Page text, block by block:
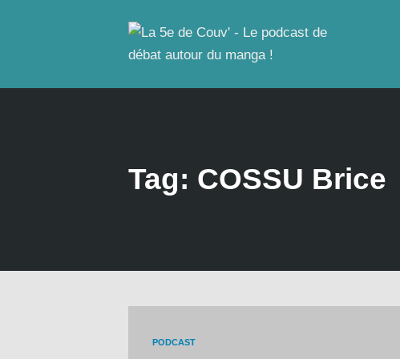
Tag: COSSU Brice
PODCAST